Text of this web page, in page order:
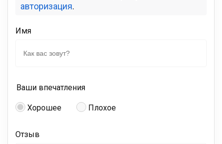
авторизация.
Имя
Ваши впечатления
Хорошее Плохое
Отзыв